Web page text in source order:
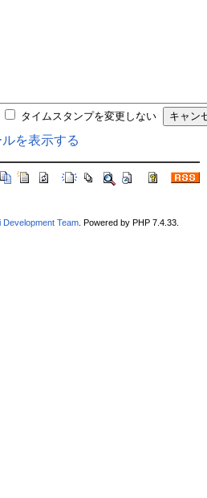
タイムスタンプを変更しない
を表示する
Development Team. Powered by PHP 7.4.33.